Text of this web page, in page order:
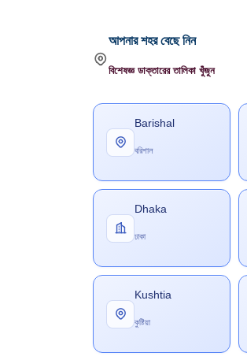
আপনার শহর বেছে নিন
বিশেষজ্ঞ ডাক্তারের তালিকা খুঁজুন
Barishal
বরিশাল
Dhaka
ঢাকা
Kushtia
কুষ্টিয়া